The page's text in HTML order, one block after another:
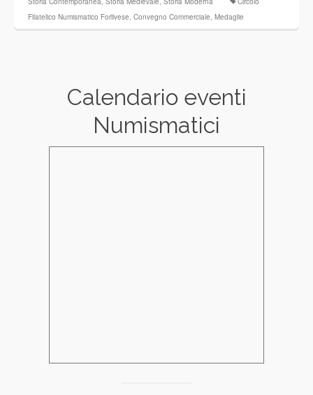
Filatelico Numismatico Forlivese Convegno Commerciale Medaglie
Calendario eventi
Numismatici